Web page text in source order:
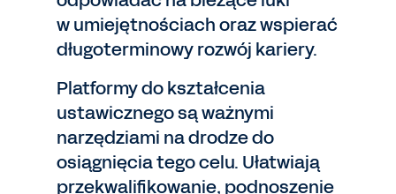
w umiejętnościach oraz wspierać
długoterminowy rozwój kariery.
Platformy do kształcenia
ustawicznego są ważnymi
narzędziami na drodze do
osiągnięcia tego celu. Ułatwiają
przekwalifikowanie, podnoszenie